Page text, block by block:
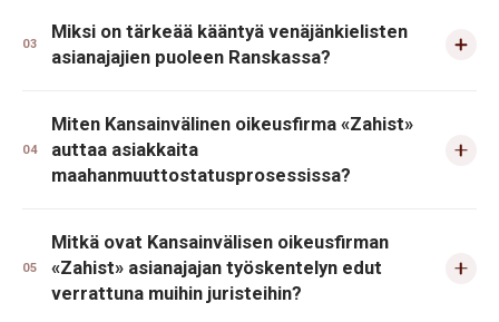
03
Miksi on tärkeää kääntyä venäjänkielisten
asianajajien puoleen Ranskassa?
04
Miten Kansainvälinen oikeusfirma «Zahist»
auttaa asiakkaita
maahanmuuttostatusprosessissa?
05
Mitkä ovat Kansainvälisen oikeusfirman
«Zahist» asianajajan työskentelyn edut
verrattuna muihin juristeihin?